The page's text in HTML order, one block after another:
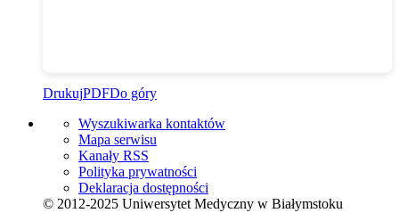
DrukujPDFDo góry
Wyszukiwarka kontaktów
Mapa serwisu
Kanały RSS
Polityka prywatności
Deklaracja dostępności
© 2012-2025 Uniwersytet Medyczny w Białymstoku